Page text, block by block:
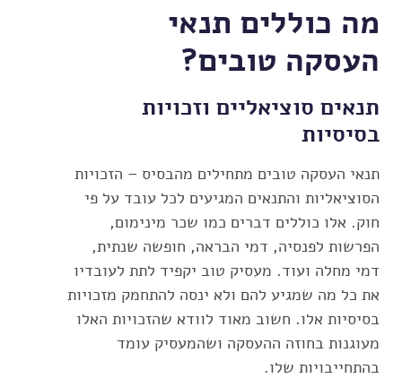
מה כוללים תנאי
העסקה טובים?
תנאים סוציאליים וזכויות
בסיסיות
תנאי העסקה טובים מתחילים מהבסיס – הזכויות
הסוציאליות והתנאים המגיעים לכל עובד על פי
חוק. אלו כוללים דברים כמו שכר מינימום,
הפרשות לפנסיה, דמי הבראה, חופשה שנתית,
דמי מחלה ועוד. מעסיק טוב יקפיד לתת לעובדיו
את כל מה שמגיע להם ולא ינסה להתחמק מזכויות
בסיסיות אלו. חשוב מאוד לוודא שהזכויות האלו
מעוגנות בחוזה ההעסקה ושהמעסיק עומד
בהתחייבויות שלו.